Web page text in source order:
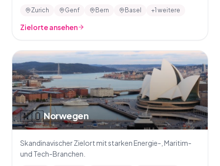
Zurich Genf Bern Basel +1 weitere
Zielorte ansehen
🇳🇴Norwegen
Skandinavischer Zielort mit starken Energie-, Maritim-
und Tech-Branchen.